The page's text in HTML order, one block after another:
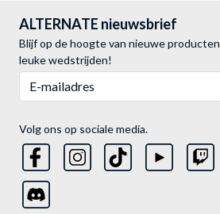
ALTERNATE nieuwsbrief
Blijf op de hoogte van nieuwe
leuke wedstrijden!
Volg ons op sociale media.